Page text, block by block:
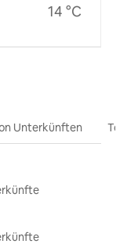
14 °C
Unterkünften